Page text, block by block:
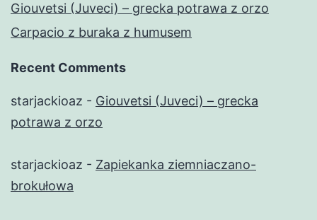
Giouvetsi (Juveci) – grecka potrawa z orzo
Carpacio z buraka z humusem
Recent Comments
starjackioaz - Giouvetsi (Juveci) – grecka
potrawa z orzo
starjackioaz - Zapiekanka ziemniaczano-
brokułowa